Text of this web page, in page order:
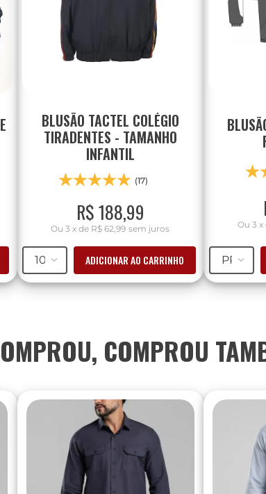
BLUSÃO TACTEL COLÉGIO
TIRADENTES - TAMANHO
INFANTIL
(17)
R$188,99
Ou3 x de R$ 62,99 sem juros
10 ADICIONAR AO CARRINHO
Ou 3 x
PP
COMPROU